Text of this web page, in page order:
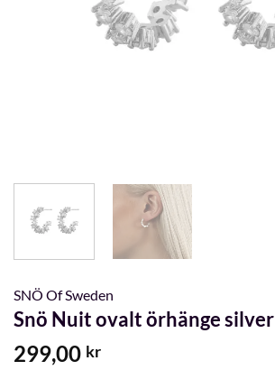
SNÖ Of Sweden
Snö Nuit ovalt örhänge silver
299,00 kr